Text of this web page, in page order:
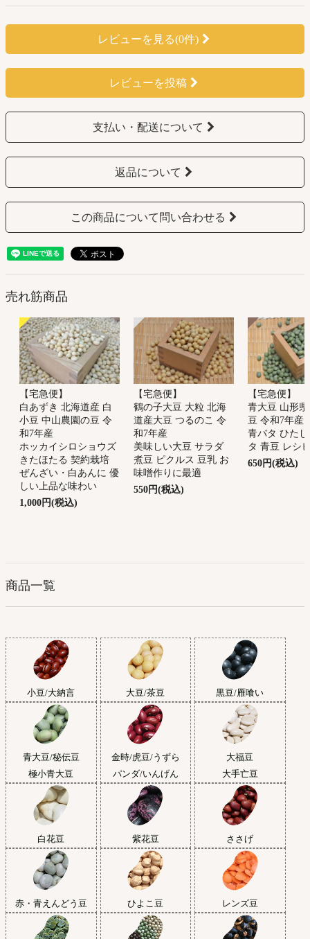
レビューを見る(0件)
レビューを投稿
支払い・配送について
返品について
この商品について問い合わせる
売れ筋商品
【宅急便】
白あずき 北海道産 白
小豆 中山農園の豆 令
和7年産
ホッカイシロショウズ
きたほたる 契約栽培
ぜんざい・白あんに 優
しい上品な味わい
1,000円(税込)
【宅急便】
鶴の子大豆 大粒 北海
道産大豆 つるのこ 令
和7年産
美味しい大豆 サラダ
煮豆 ピクルス 豆乳 お
味噌作りに最適
550円(税込)
【宅急便】
青大豆 山形
豆 令和7年産
青バタ ひた
タ 青豆 レシ
650円(税込)
商品一覧
小豆/大納言 大豆/茶豆 黒豆/雁喰い
青大豆/秘伝豆
極小青大豆
金時/虎豆/うずら
パンダ/いんげん
大福豆
大手亡豆
白花豆 紫花豆 ささげ
赤・青えんどう豆 ひよこ豆 レンズ豆